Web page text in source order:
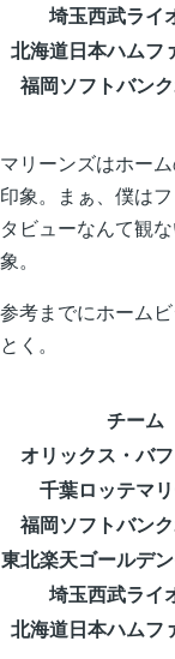
埼玉西武ライ
北海道日本ハムフ
福岡ソフトバン
マリーンズはホー
印象。まぁ、僕は
タビューなんて観
象。
参考までにホーム
とく。
チーム
オリックス・バ
千葉ロッテマ
福岡ソフトバン
東北楽天ゴールデ
埼玉西武ライ
北海道日本ハムフ